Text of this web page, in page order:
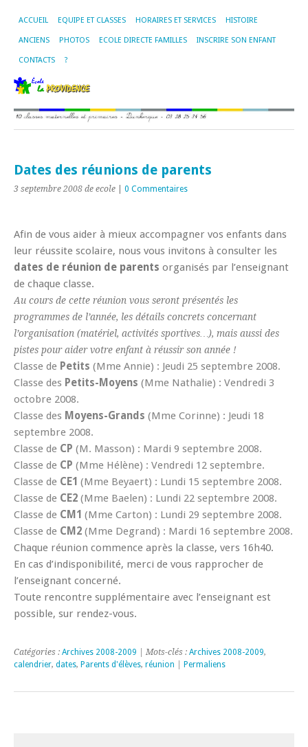
ACCUEIL EQUIPE ET CLASSES HORAIRES ET SERVICES HISTOIRE
ANCIENS PHOTOS ECOLE DIRECTE FAMILLES INSCRIRE SON ENFANT
CONTACTS ?
Dates des réunions de parents
3 septembre 2008 de ecole 0 Commentaires
Afin de vous aider à mieux accompagner vos enfants dans
leur réussite scolaire, nous vous invitons à consulter les
dates de réunion de parents organisés par l’enseignant
de chaque classe.
Au cours de cette réunion vous seront présentés les
programmes de l’année, les détails concrets concernant
l’organisation (matériel, activités sportives…), mais aussi des
pistes pour aider votre enfant à réussir son année !
Classe de Petits (Mme Annie) : Jeudi 25 septembre 2008.
Classe des Petits-Moyens (Mme Nathalie) : Vendredi 3
octobre 2008.
Classe des Moyens-Grands (Mme Corinne) : Jeudi 18
septembre 2008.
Classe de CP (M. Masson) : Mardi 9 septembre 2008.
Classe de CP (Mme Hélène) : Vendredi 12 septembre.
Classe de CE1 (Mme Beyaert) : Lundi 15 septembre 2008.
Classe de CE2 (Mme Baelen) : Lundi 22 septembre 2008.
Classe de CM1 (Mme Carton) : Lundi 29 septembre 2008.
Classe de CM2 (Mme Degrand) : Mardi 16 septembre 2008.
Chaque réunion commence après la classe, vers 16h40.
En cas d’indisponibilité, merci de vous rapprocher de
l’enseignant concerné.
Toute rencontre supplémentaire avec l’enseignant est
possible, sur rendez-vous.
Catégories : Archives 2008-2009 | Mots-clés : Archives 2008-2009,
calendrier, dates, Parents d'élèves, réunion Permaliens